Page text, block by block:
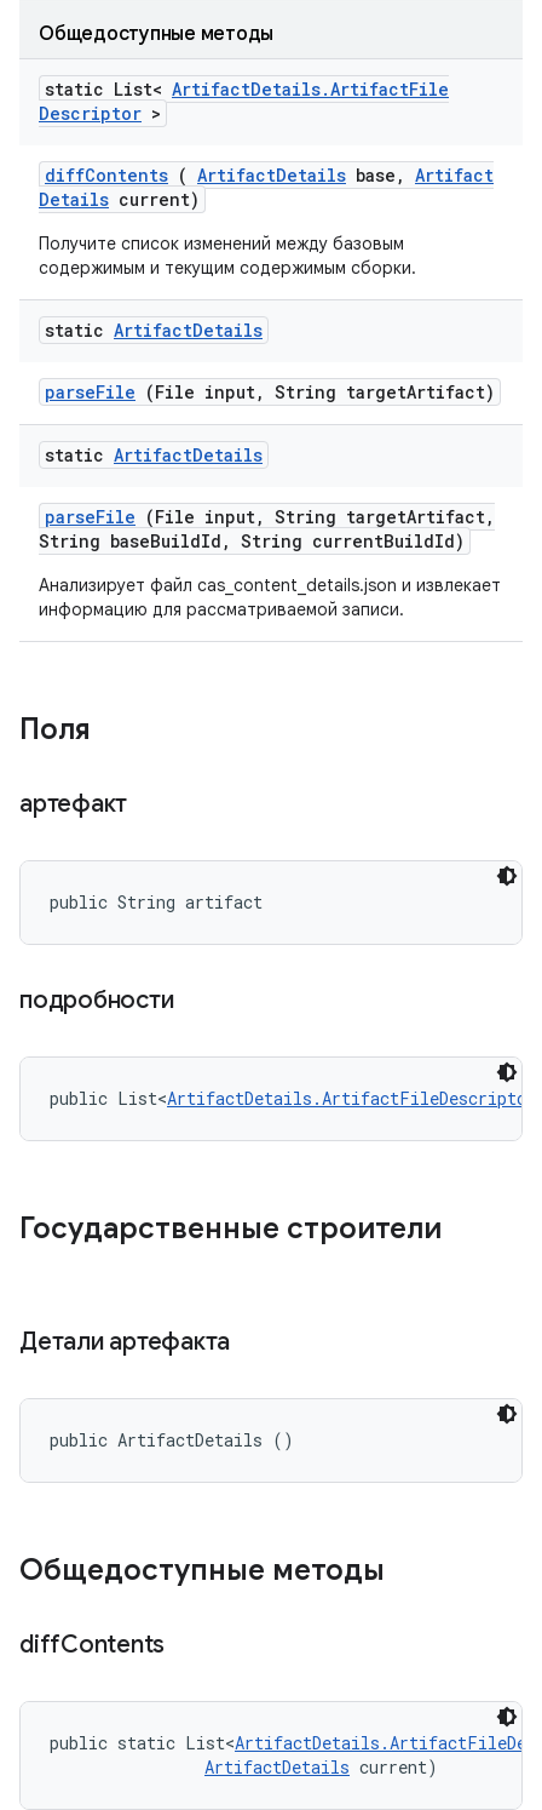
Общедоступные методы
static List< ArtifactDetails.ArtifactFile
Descriptor >
diffContents ( ArtifactDetails base , Artifact
Details current)
Получите список изменений между базовым
содержимым и текущим содержимым сборки.
static ArtifactDetails
parseFile (File input, String targetArtifact)
static ArtifactDetails
parseFile (File input, String targetArtifact,
String baseBuildId , String currentBuildId)
Анализирует файл cas_content_details.json и извлекает
информацию для рассматриваемой записи.
Поля
артефакт
public String artifact
подробности
public List<ArtifactDetails.ArtifactFileDescriptor
Государственные строители
Детали артефакта
public ArtifactDetails ()
Общедоступные методы
diffContents
public static List<
ArtifactDetails current)